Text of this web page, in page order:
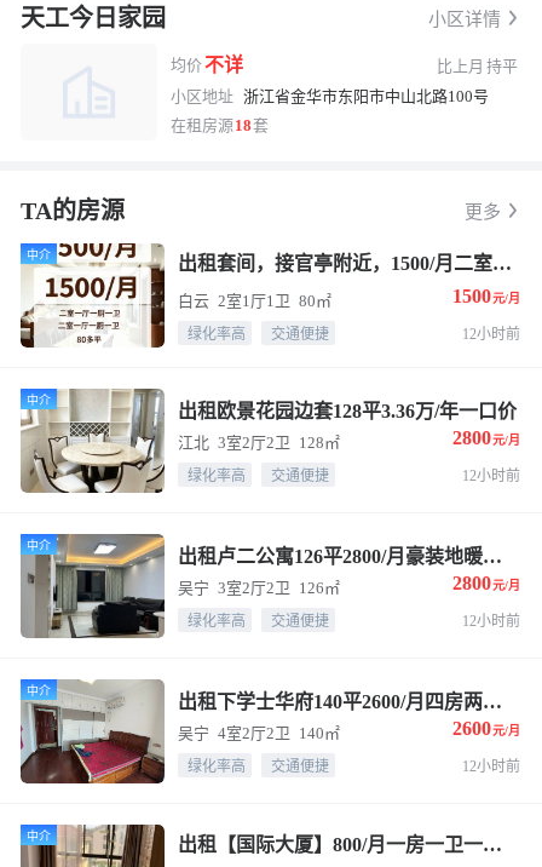
天工今日家园 小区详情
均价不详 比上月 持平
小区地址 浙江省金华市东阳市中山北路100号
在租房源18 套
TA的房源 更多
中介 出租套间，接官亭附近，1500/月二室一厅一厨一卫，80多平，近邻人民医院，菜场 ☎️13858957477楼姐
白云 2室1厅1卫 80㎡ 1500元/月
绿化率高 交通便捷 12小时前
中介
出租欧景花园边套128平3.36万/年一口价
江北 3室2厅2卫 128㎡ 2800元/月
绿化率高 交通便捷 12小时前
中介
出租卢二公寓126平2800/月豪装地暖中央空调
吴宁 3室2厅2卫 126㎡ 2800元/月
绿化率高 交通便捷 12小时前
中介
出租下学士华府140平2600/月四房两厅两卫
吴宁 4室2厅2卫 140㎡ 2600元/月
绿化率高 交通便捷 12小时前
中介
出租【国际大厦】800/月一房一卫一厨☎️13858957477楼姐
换一张 长按图片保存